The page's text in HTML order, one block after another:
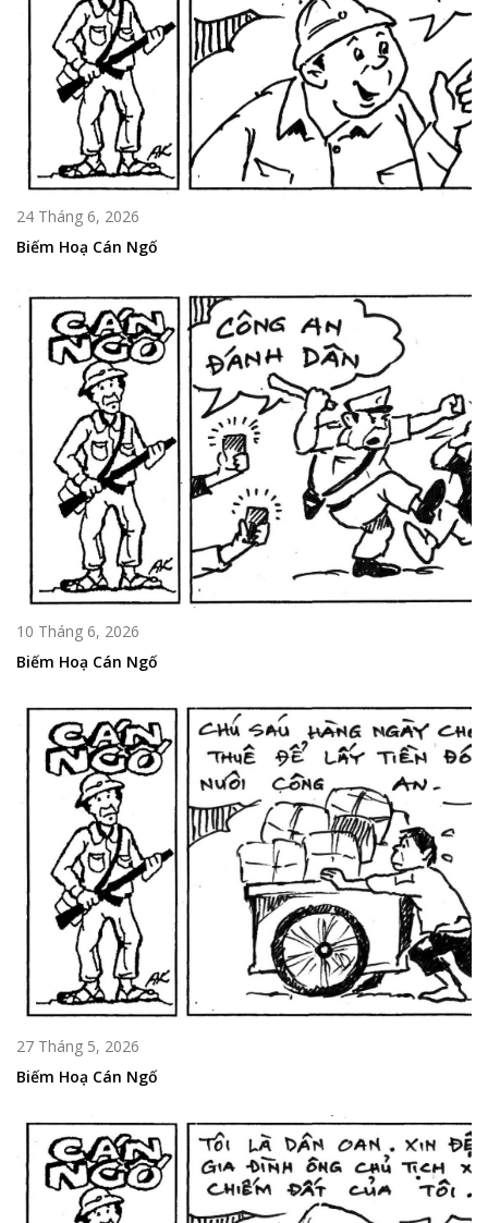
24 Tháng 6, 2026
Biếm Hoạ Cán Ngố
10 Tháng 6, 2026
Biếm Hoạ Cán Ngố
27 Tháng 5, 2026
Biếm Hoạ Cán Ngố